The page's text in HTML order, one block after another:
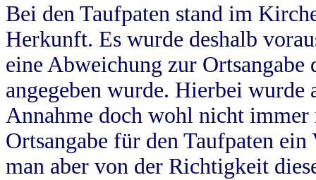
Bei den Taufpaten stand im
Herkunft. Es wurde deshalb
eine Abweichung zur
angegeben wurde. Hierbei wurde
Annahme doch wohl nicht
Ortsangabe für den Taufpaten
man aber von der Richtigkeit